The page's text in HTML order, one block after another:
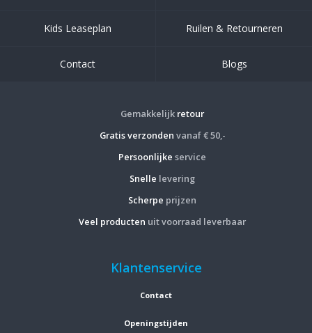
Kids Leaseplan Ruilen & Retourneren
Contact Blogs
Gemakkelijk retour
Gratis verzonden vanaf € 50,-
Persoonlijke service
Snelle levering
Scherpe prijzen
Veel producten uit voorraad leverbaar
Klantenservice
Contact
Openingstijden